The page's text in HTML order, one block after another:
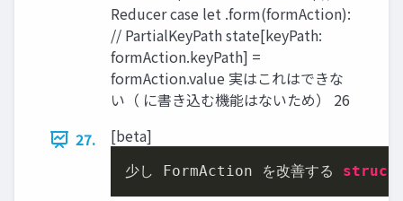
Reducer case let .form(formAction):
// PartialKeyPath state[keyPath:
formAction.keyPath] =
formAction.value 実はこれはできな
い（ に書き込む機能はないため） 26
27.
[beta]
少し FormAction を改善する struct